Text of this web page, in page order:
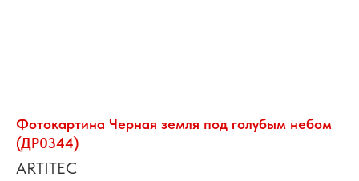
Фотокартина Черная земля под голубым небом
(ДР0344)
ARTITEC